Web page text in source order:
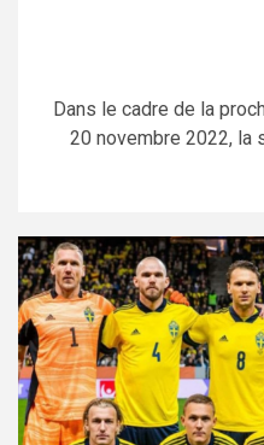
Dans le cadre de la
20 novembre 2022, la